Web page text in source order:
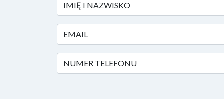
IMIĘ I NAZWISKO
EMAIL
NUMER TELEFONU